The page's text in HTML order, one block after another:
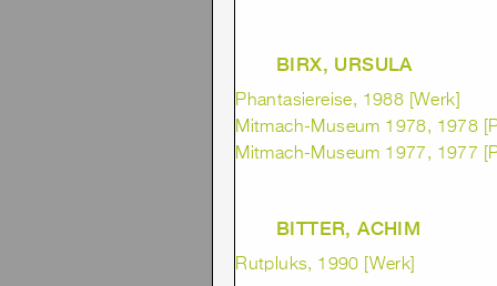
BIRX, URSULA
Phantasiereise, 1988 [Werk]
Mitmach-Museum 1978, 1978
Mitmach-Museum 1977, 1977
BITTER, ACHIM
Rutpluks, 1990 [Werk]